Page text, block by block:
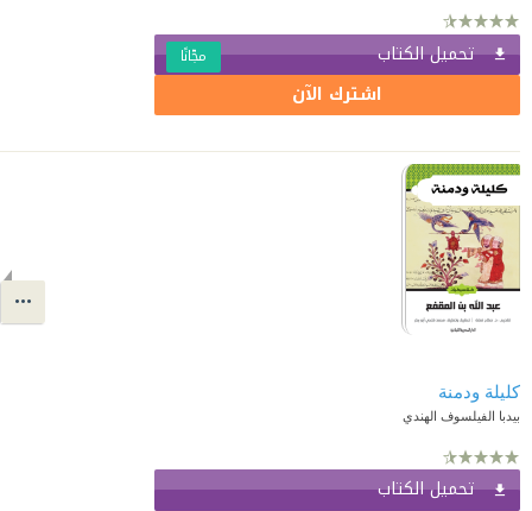
تحميل الكتاب مجّانًا
اشترك الآن
كليلة ودمنة
بيدبا الفيلسوف الهندي
تحميل الكتاب